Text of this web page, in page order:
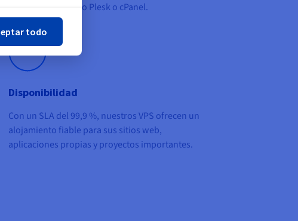
herramientas como Plesk o cPanel.
Disponibilidad
Con un SLA del 99,9 %, nuestros VPS ofrecen un
alojamiento fiable para sus sitios web,
aplicaciones propias y proyectos importantes.
todo